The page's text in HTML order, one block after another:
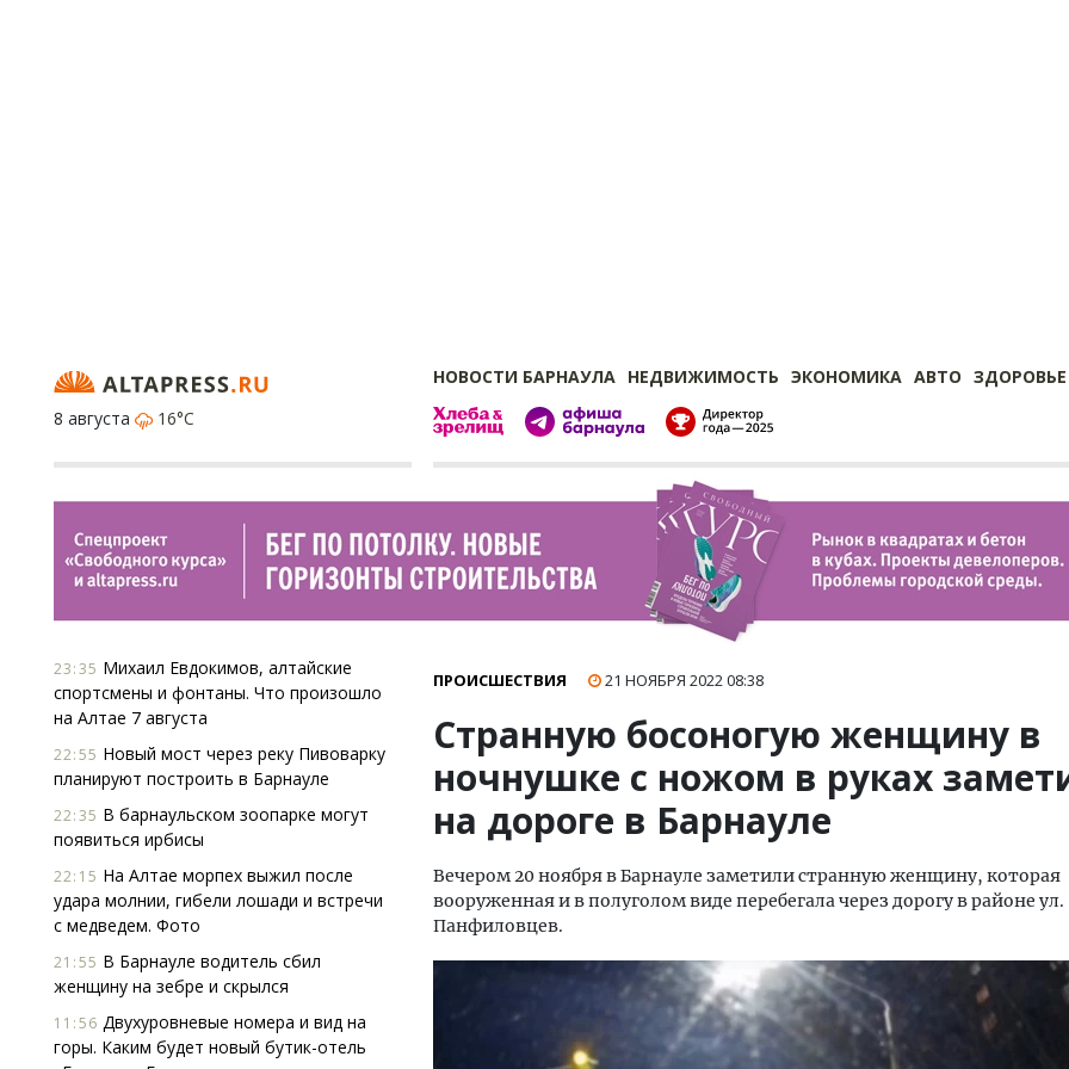
НОВОСТИ БАРНАУЛА НЕДВИЖИМОСТЬ ЭКОНОМИКА АВТО ЗДОРОВЬЕ
8 августа
16°C
23:35 Михаил Евдокимов, алтайские
спортсмены и фонтаны. Что произошло
на Алтае 7 августа
22:55 Новый мост через реку Пивоварку
планируют построить в Барнауле
22:35 В барнаульском зоопарке могут
появиться ирбисы
22:15 На Алтае морпех выжил после
удара молнии, гибели лошади и встречи
с медведем. Фото
21:55 В Барнауле водитель сбил
женщину на зебре и скрылся
11:56 Двухуровневые номера и вид на
горы. Каким будет новый бутик-отель
ПРОИСШЕСТВИЯ 21 НОЯБРЯ 202208:38
Странную босоногую женщину в
ночнушке с ножом в руках
на дороге в Барнауле
Вечером 20 ноября в Барнауле заметили странную женщину, которая
вооруженная и в полуголом виде перебегала через дорогу в районе ул.
Панфиловцев.